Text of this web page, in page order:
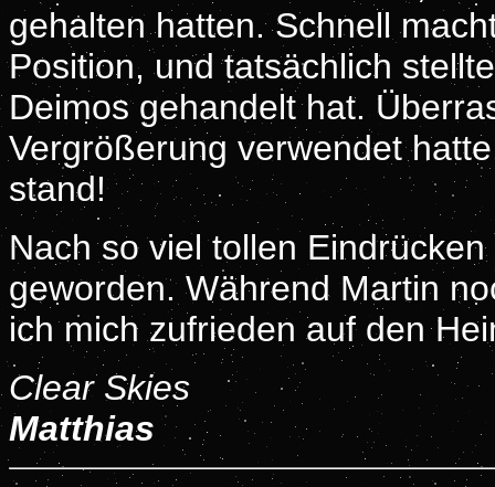
gehalten hatten. Schnell
Position, und tatsächlich
Deimos gehandelt hat.
Vergrößerung verwendet
stand!
Nach so viel tollen
geworden. Während Martin
ich mich zufrieden auf den
Clear Skies
Matthias